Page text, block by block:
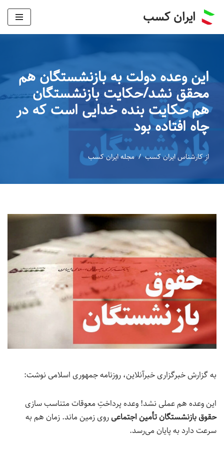
پرش
ایران کسب
این وعده دولت به بازنشستگان هم
محقق نشد/حکایت بازنشستگان
هم حکایت بنده خدایی است که در
چاه افتاده بود
ازکارشناس ایران کسب مجله ایران کسب
به گزارش خبرگزاری خبرآنلاین، روزنامه جمهوری اسلامی نوشت:
این وعده هم عملی نشد! وعده پرداختِ معوقات متناسب سازی
حقوق بازنشستگان تأمین اجتماعی روی زمین ماند. زمان هم به
سرعت دارد به پایان می‌رسد.